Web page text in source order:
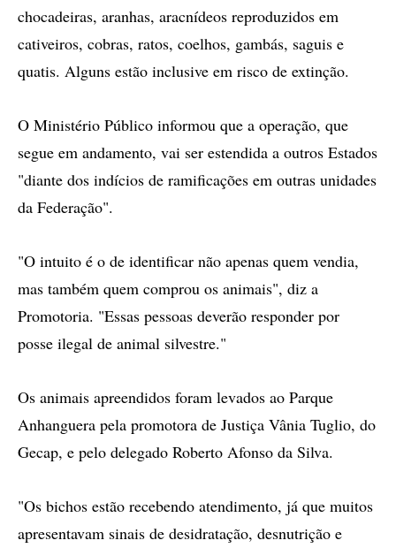
chocadeiras, aranhas, aracnídeos reproduzidos em
cativeiros, cobras, ratos, coelhos, gambás, saguis e
quatis. Alguns estão inclusive em risco de extinção.
O Ministério Público informou que a operação, que
segue em andamento, vai ser estendida a outros Estados
"diante dos indícios de ramificações em outras unidades
da Federação".
"O intuito é o de identificar não apenas quem vendia,
mas também quem comprou os animais", diz a
Promotoria. "Essas pessoas deverão responder por
posse ilegal de animal silvestre."
Os animais apreendidos foram levados ao Parque
Anhanguera pela promotora de Justiça Vânia Tuglio, do
Gecap, e pelo delegado Roberto Afonso da Silva.
"Os bichos estão recebendo atendimento, já que muitos
apresentavam sinais de desidratação, desnutrição e